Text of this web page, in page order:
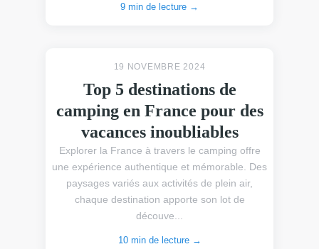
9 min de lecture →
19 NOVEMBRE 2024
Top 5 destinations de
camping en France pour des
vacances inoubliables
Explorer la France à travers le camping offre
une expérience authentique et mémorable. Des
paysages variés aux activités de plein air,
chaque destination apporte son lot de
découve...
10 min de lecture →